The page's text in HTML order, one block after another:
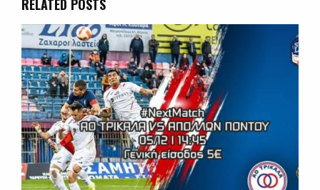
RELATED POSTS